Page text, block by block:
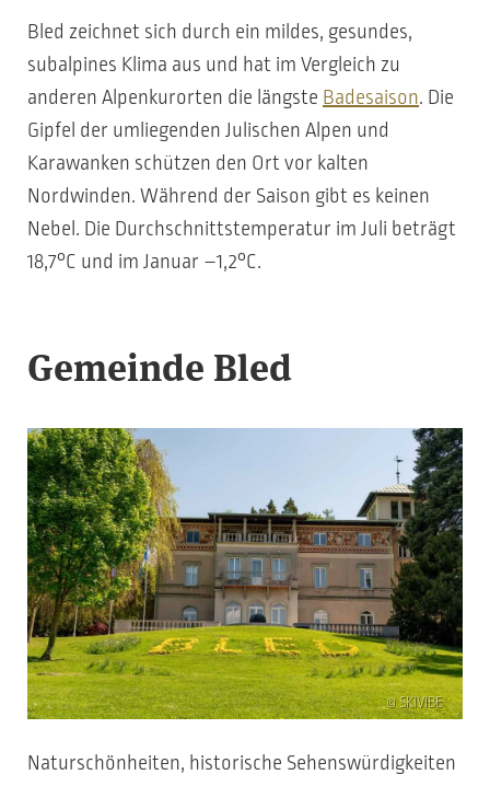
Bled zeichnet sich durch ein mildes, gesundes,
subalpines Klima aus und hat im Vergleich zu
anderen Alpenkurorten die längste Badesaison. Die
Gipfel der umliegenden Julischen Alpen und
Karawanken schützen den Ort vor kalten
Nordwinden. Während der Saison gibt es keinen
Nebel. Die Durchschnittstemperatur im Juli beträgt
18,7°C und im Januar –1,2°C.
Gemeinde Bled
© SKIVIBE
Naturschönheiten, historische Sehenswürdigkeiten